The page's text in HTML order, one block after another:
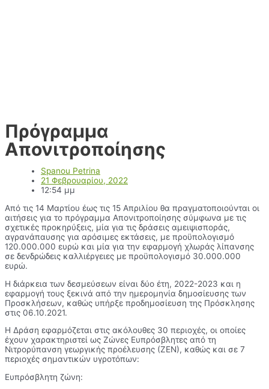
Πρόγραμμα
Απονιτροποίησης
Spanou Petrina
21 Φεβρουαρίου, 2022
12:54 μμ
Από τις 14 Μαρτίου έως τις 15 Απριλίου θα πραγματοποιούνται οι
αιτήσεις για το πρόγραμμα Απονιτροποίησης σύμφωνα με τις
σχετικές προκηρύξεις, μία για τις δράσεις αμειψισποράς,
αγρανάπαυσης για αρόσιμες εκτάσεις, με προϋπολογισμό
120.000.000 ευρώ και μία για την εφαρμογή χλωράς λίπανσης
σε δενδρώδεις καλλιέργειες με προϋπολογισμό 30.000.000
ευρώ.
Η διάρκεια των δεσμεύσεων είναι δύο έτη, 2022-2023 και η
εφαρμογή τους ξεκινά από την ημερομηνία δημοσίευσης των
Προσκλήσεων, καθώς υπήρξε προδημοσίευση της Πρόσκλησης
στις 06.10.2021.
Η Δράση εφαρμόζεται στις ακόλουθες 30 περιοχές, οι οποίες
έχουν χαρακτηριστεί ως Ζώνες Ευπρόσβλητες από τη
Νιτρορύπανση γεωργικής προέλευσης (ΖΕΝ), καθώς και σε 7
περιοχές σημαντικών υγροτόπων:
Ευπρόσβλητη ζώνη: